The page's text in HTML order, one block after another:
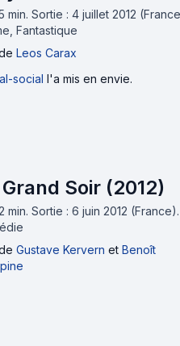
min. Sortie : 4 juillet 2012
Fantastique
Leos Carax
social l'a mis en envie.
Soir (2012)
min. Sortie : 6 juin 2012 (France).
Gustave Kervern et Benoît